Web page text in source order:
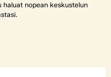
haluat nopean keskustelun